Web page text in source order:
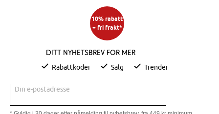
10% rabatt
+ fri frakt*
Ditt nyhetsbrev for mer
Rabattkoder Salg Trender
Din e-postadresse